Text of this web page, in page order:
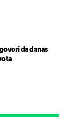
da danas